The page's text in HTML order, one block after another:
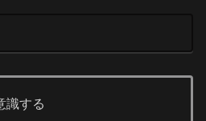
識する